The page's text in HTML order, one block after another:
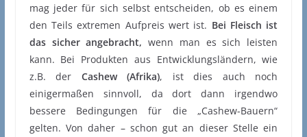
mag jeder für sich selbst entscheiden, ob es einem
den Teils extremen Aufpreis wert ist. Bei Fleisch ist
das sicher angebracht, wenn man es sich leisten
kann. Bei Produkten aus Entwicklungsländern, wie
z.B. der Cashew (Afrika), ist dies auch noch
einigermaßen sinnvoll, da dort dann irgendwo
bessere Bedingungen für die „Cashew-Bauern“
gelten. Von daher – schon gut an dieser Stelle ein